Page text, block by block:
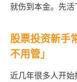
就伤到本金。先活
股票投资新手
不用管」
近几年很多人开